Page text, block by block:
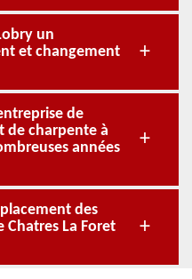
un
et changement
de
de charpente à
années
des
Chatres La Foret